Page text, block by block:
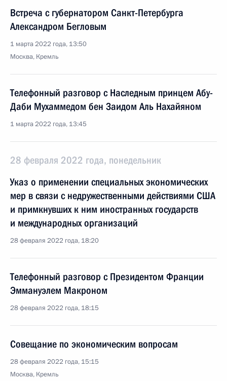
Встреча с губернатором Санкт-Петербурга
Александром Бегловым
1 марта 2022 года, 13:50
Москва, Кремль
Телефонный разговор с Наследным принцем Абу-
Даби Мухаммедом бен Заидом Аль Нахайяном
1 марта 2022 года, 13:45
28 февраля 2022 года, понедельник
Указ о применении специальных экономических
мер в связи с недружественными действиями США
и примкнувших к ним иностранных государств
и международных организаций
28 февраля 2022 года, 18:20
Телефонный разговор с Президентом Франции
Эммануэлем Макроном
28 февраля 2022 года, 18:15
Совещание по экономическим вопросам
28 февраля 2022 года, 15:15
Москва, Кремль